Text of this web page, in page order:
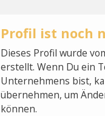
Profil ist noch
Dieses Profil wurde
erstellt. Wenn Du ein
Unternehmens bist,
übernehmen, um
können.